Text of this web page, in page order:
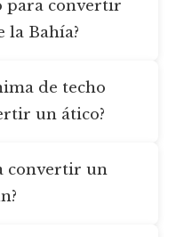
para convertir
la Bahía?
de techo
un ático?
convertir un